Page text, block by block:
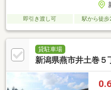
即引き渡し可 駅から徒歩
貸駐車場
新潟県燕市井土巻５